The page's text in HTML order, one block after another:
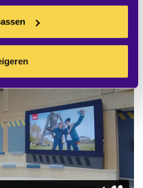
voorzien we graag
multi-functioneel en